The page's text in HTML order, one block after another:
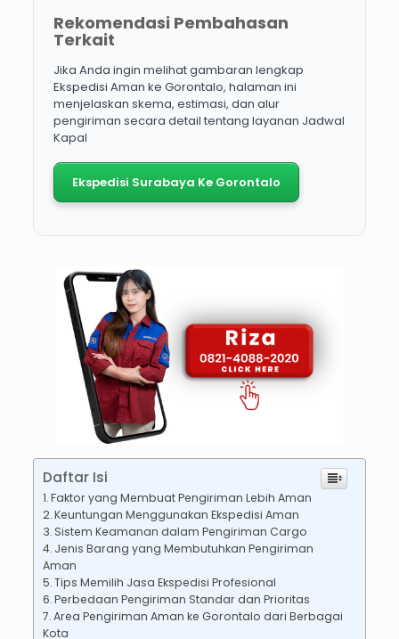
Rekomendasi Pembahasan
Terkait
Jika Anda ingin melihat gambaran lengkap
Ekspedisi Aman ke Gorontalo, halaman ini
menjelaskan skema, estimasi, dan alur
pengiriman secara detail tentang layanan Jadwal
Kapal
Ekspedisi Surabaya Ke Gorontalo
Daftar Isi
Faktor yang Membuat Pengiriman Lebih Aman
Keuntungan Menggunakan Ekspedisi Aman
Sistem Keamanan dalam Pengiriman Cargo
Jenis Barang yang Membutuhkan Pengiriman
Aman
Tips Memilih Jasa Ekspedisi Profesional
Perbedaan Pengiriman Standar dan Prioritas
Area Pengiriman Aman ke Gorontalo dari Berbagai
Kota